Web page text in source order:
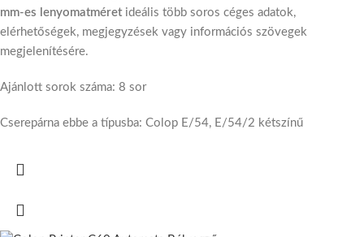
mm-es lenyomatméretideális több soros céges adatok,
elérhetőségek, megjegyzések vagy információs szövegek
megjelenítésére.
Ajánlott sorok száma: 8 sor
Cserepárna ebbe a típusba: Colop E/54, E/54/2 kétszínű